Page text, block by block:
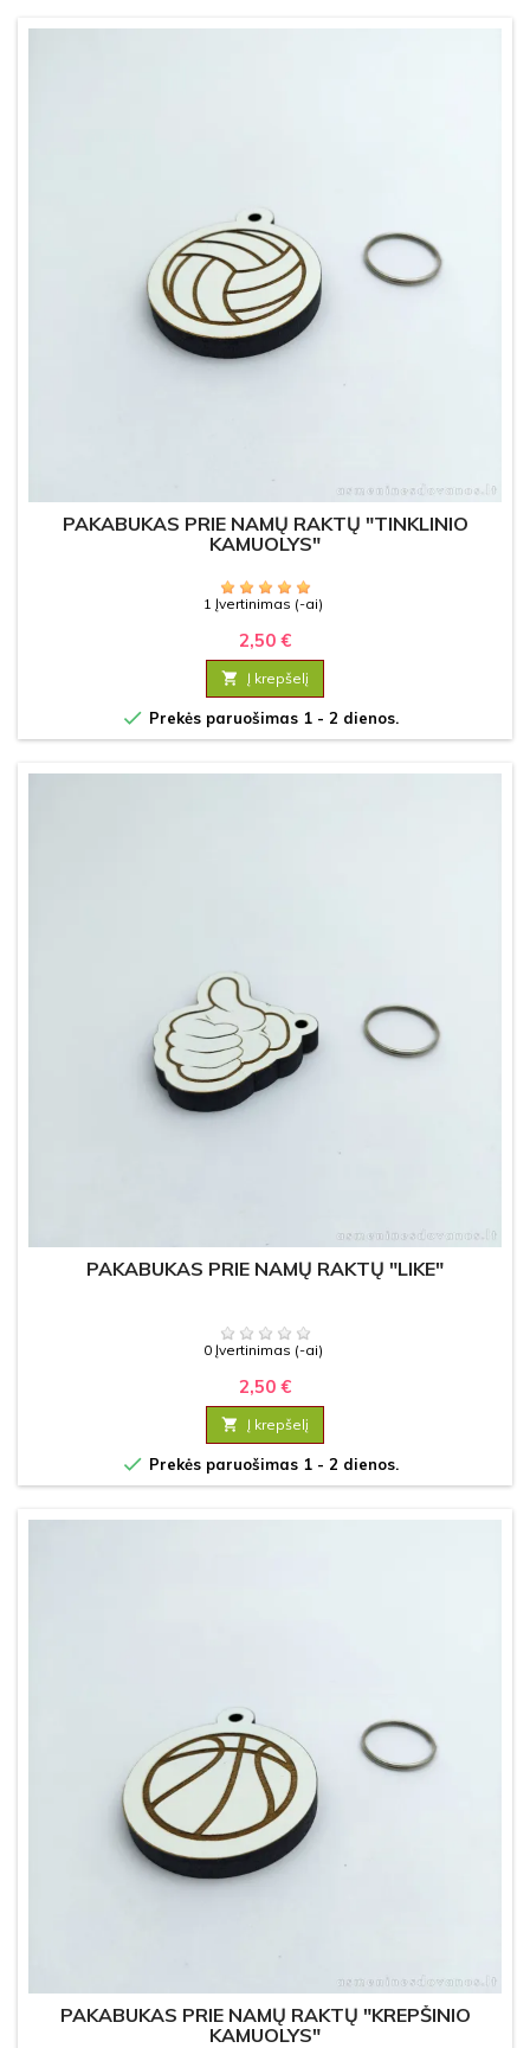
PAKABUKAS PRIE NAMŲ RAKTŲ "TINKLINIO
KAMUOLYS"
1 Įvertinimas (-ai)
2,50 €
 Į krepšelį
 Prekės paruošimas 1 - 2 dienos.
PAKABUKAS PRIE NAMŲ RAKTŲ "LIKE"
0 Įvertinimas (-ai)
2,50 €
 Į krepšelį
 Prekės paruošimas 1 - 2 dienos.
PAKABUKAS PRIE NAMŲ RAKTŲ "KREPŠINIO
KAMUOLYS"